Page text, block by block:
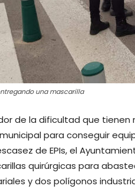
una mascarilla
de la dificultad que tienen
para conseguir
de EPIs, el
quirúrgicas para
y dos polígonos